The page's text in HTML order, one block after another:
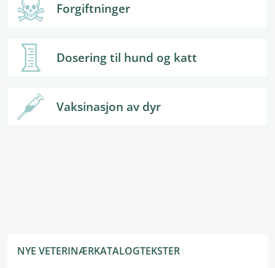
Forgiftninger
Dosering til hund og katt
Vaksinasjon av dyr
NYE VETERINÆRKATALOGTEKSTER